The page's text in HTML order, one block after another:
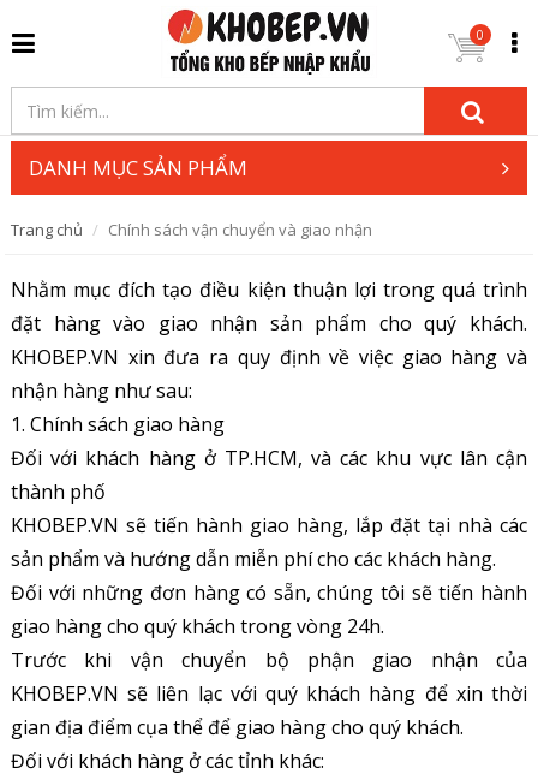
0
DANH MỤC SẢN PHẨM
Trang chủ Chính sách vận chuyển và giao nhận
Nhằm mục đích tạo điều kiện thuận lợi trong quá trình
đặt hàng vào giao nhận sản phẩm cho quý khách.
KHOBEP.VN xin đưa ra quy định về việc giao hàng và
nhận hàng như sau:
1. Chính sách giao hàng
Đối với khách hàng ở TP.HCM, và các khu vực lân cận
thành phố
KHOBEP.VN sẽ tiến hành giao hàng, lắp đặt tại nhà các
sản phẩm và hướng dẫn miễn phí cho các khách hàng.
Đối với những đơn hàng có sẵn, chúng tôi sẽ tiến hành
giao hàng cho quý khách trong vòng 24h.
Trước khi vận chuyển bộ phận giao nhận của
KHOBEP.VN sẽ liên lạc với quý khách hàng để xin thời
gian địa điểm cụa thể để giao hàng cho quý khách.
Đối với khách hàng ở các tỉnh khác: